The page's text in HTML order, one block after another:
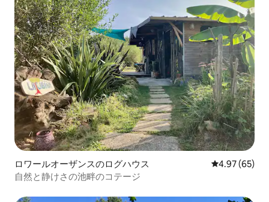
ロワールオーザンスのログハウス レビュー65
4.97 (65)
自然と静けさの池畔のコテージ